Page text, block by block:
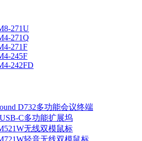
271U
271Q
271F
245F
242FD
D732多功能会议终端
C多功能扩展坞
无线双模鼠标